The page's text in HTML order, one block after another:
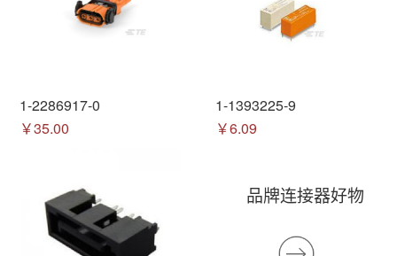
1-2286917-0
￥35.00
1-1393225-9
￥6.09
品牌连接器好物